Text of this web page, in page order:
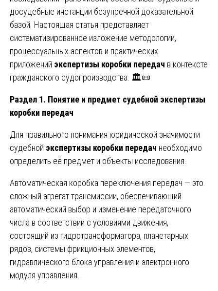
досудебные инстанции безупречной доказательной
базой. Настоящая статья представляет
систематизированное изложение методологии,
процессуальных аспектов и практических
приложений экспертизы коробки передач в контексте
гражданского судопроизводства. 🏛️📜
Раздел 1. Понятие и предмет судебной экспертизы
коробки передач
Для правильного понимания юридической значимости
судебной экспертизы коробки передач необходимо
определить её предмет и объекты исследования.
Автоматическая коробка переключения передач — это
сложный агрегат трансмиссии, обеспечивающий
автоматический выбор и изменение передаточного
числа в соответствии с условиями движения,
состоящий из гидротрансформатора, планетарных
рядов, системы фрикционных элементов,
гидравлического блока управления и электронного
модуля управления.